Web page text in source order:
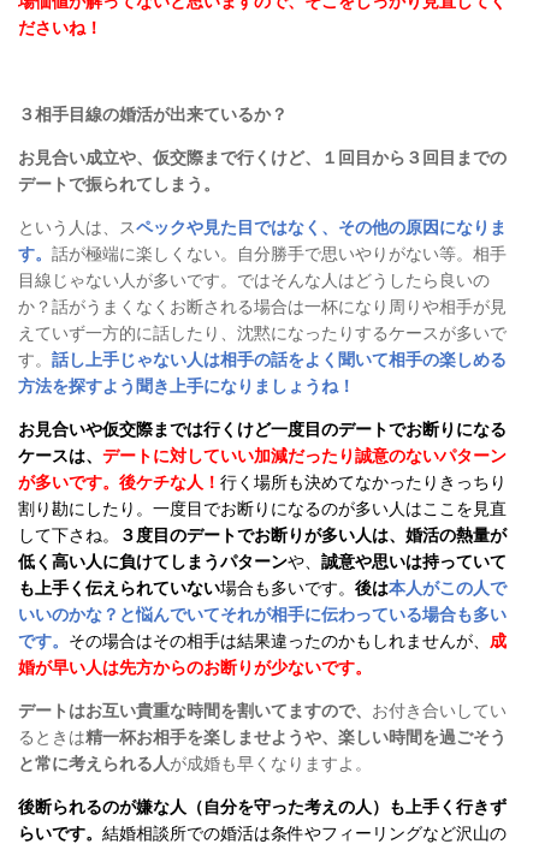
ださいね！
３相手目線の婚活が出来ているか？
お見合い成立や、仮交際まで行くけど、１回目から３回目までの
デートで振られてしまう。
という人は、スペックや見た目ではなく、その他の原因になりま
す。 話が極端に楽しくない。自分勝手で思いやりがない等。相手
目線じゃない人が多いです。ではそんな人はどうしたら良いの
か？話がうまくなくお断される場合は一杯になり周りや相手が見
えていず一方的に話したり、沈黙になったりするケースが多いで
す。 話し上手じゃない人は相手の話をよく聞いて相手の楽しめる
方法を探すよう聞き上手になりましょうね！
お見合いや仮交際までは行くけど一度目のデートでお断りになる
ケースは、 デートに対していい加減だったり誠意のないパターン
が多いです。後ケチな人！ 行く場所も決めてなかったりきっちり
割り勘にしたり。一度目でお断りになるのが多い人はここを見直
して下さね。
３度目のデートでお断りが多い人は、婚活の熱量が
低く高い人に負けてしまうパターンや、 誠意や思いは持っていて
も上手く伝えられていない場合も多いです。 後は本人がこの人で
いいのかな？と悩んでいてそれが相手に伝わっている場合も多い
です。 その場合はその相手は結果違ったのかもしれませんが、 成
婚が早い人は先方からのお断りが少ないです。
デートはお互い貴重な時間を割いてますので、 お付き合いしてい
るときは精一杯お相手を楽しませようや、楽しい時間を過ごそう
と常に考えられる人が成婚も早くなりますよ。
後断られるのが嫌な人（自分を守った考えの人）も上手く行きず
らいです。 結婚相談所での婚活は条件やフィーリングなど沢山の